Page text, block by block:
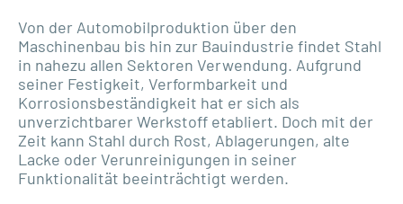
Von der Automobilproduktion über den
Maschinenbau bis hin zur Bauindustrie findet Stahl
in nahezu allen Sektoren Verwendung. Aufgrund
seiner Festigkeit, Verformbarkeit und
Korrosionsbeständigkeit hat er sich als
unverzichtbarer Werkstoff etabliert. Doch mit der
Zeit kann Stahl durch Rost, Ablagerungen, alte
Lacke oder Verunreinigungen in seiner
Funktionalität beeinträchtigt werden.